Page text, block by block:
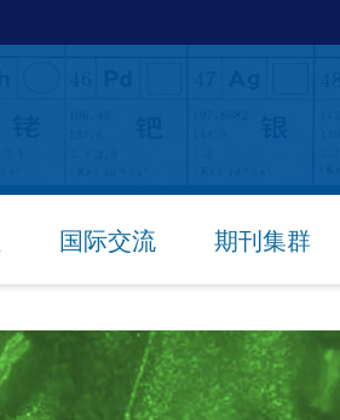
国际交流 期刊集群